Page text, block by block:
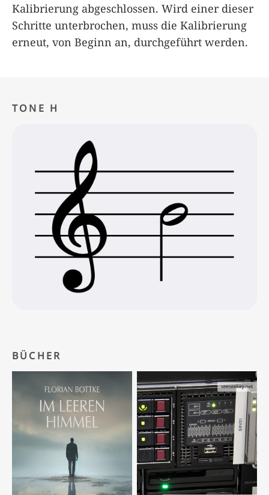
Kalibrierung abgeschlossen. Wird einer dieser
Schritte unterbrochen, muss die Kalibrierung
erneut, von Beginn an, durchgeführt werden.
TONE H
BÜCHER